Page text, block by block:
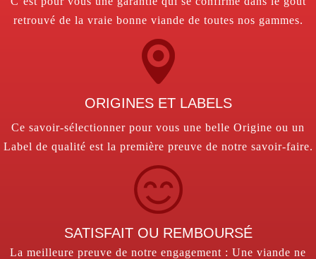
retrouvé de la vraie bonne viande de toutes nos gammes.
ORIGINES ET LABELS
Ce savoir-sélectionner pour vous une belle Origine ou un
Label de qualité est la première preuve de notre savoir-faire.
SATISFAIT OU REMBOURSÉ
La meilleure preuve de notre engagement : Une viande ne